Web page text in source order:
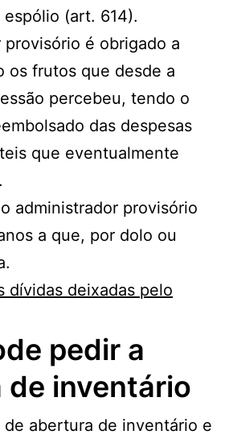
(art. 614).
provisório é obrigado a
os frutos que desde a
percebeu, tendo o
das despesas
que eventualmente
administrador provisório
a que, por dolo ou
dívidas deixadas pelo
pedir a
inventário
abertura de inventário e